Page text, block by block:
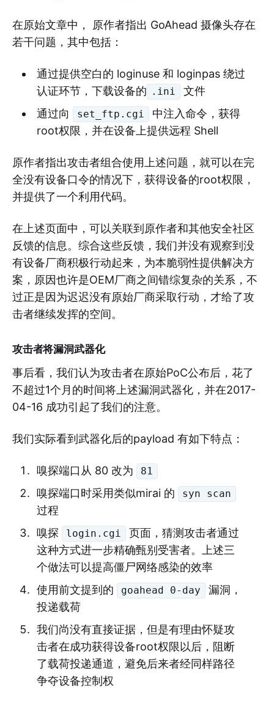
在原始文章中， 原作者指出 GoAhead 摄像头存在
若干问题，其中包括：
通过提供空白的 loginuse 和 loginpas 绕过
认证环节，下载设备的 .ini
文件
通过向
set_ftp.cgi
中注入命令，获得
root权限，并在设备上提供远程 Shell
原作者指出攻击者组合使用上述问题，就可以在完
全没有设备口令的情况下，获得设备的root权限，
并提供了一个利用代码。
在上述页面中，可以关联到原作者和其他安全社区
反馈的信息。综合这些反馈，我们并没有观察到没
有设备厂商积极行动起来，为本脆弱性提供解决方
案，原因也许是OEM厂商之间错综复杂的关系，不
过正是因为迟迟没有原始厂商采取行动，才给了攻
击者继续发挥的空间。
攻击者将漏洞武器化
事后看，我们认为攻击者在原始PoC公布后，花了
不超过1个月的时间将上述漏洞武器化，并在2017-
04-16 成功引起了我们的注意。
我们实际看到武器化后的payload 有如下特点：
嗅探端口从 80 改为 81
嗅探端口时采用类似mirai 的 syn scan
过程
嗅探
login.cgi
页面，猜测攻击者通过
这种方式进一步精确甄别受害者。上述三
个做法可以提高僵尸网络感染的效率
使用前文提到的
goahead 0-day
漏洞，
投递载荷
我们尚没有直接证据，但是有理由怀疑攻
击者在成功获得设备root权限以后，阻断
了载荷投递通道，避免后来者经同样路径
争夺设备控制权